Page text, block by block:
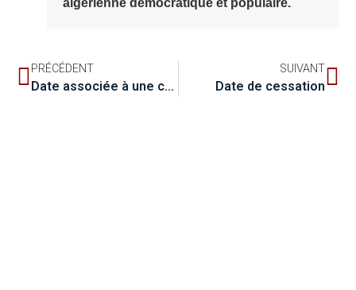
PRÉCÉDENT
Date associée à une collectivité
SUIVANT
Date de cessation